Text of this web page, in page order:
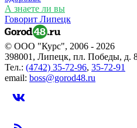
А знаете ли вы
Говорит Липецк
© ООО "Курс", 2006 - 2026
398001, Липецк, пл. Победы, д.
Тел.: (4742) 35-72-96, 35-72-91
email: boss@gorod48.ru